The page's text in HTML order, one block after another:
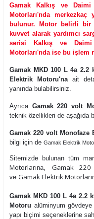
Gamak Kalkış ve Daimi
Motorları'nda merkezkaç
bulunur. Motor belirli bir
kuvvet alarak yardımcı
serisi Kalkış ve Daimi
Motorları'nda ise bu işlem
Gamak MKD 100 L 4a 2.2
Elektrik Motoru'naait
yanında bulabilirsiniz.
Ayrıca Gamak 220 volt
teknik özellikleri de aşağıda
Gamak 220 volt Monofaze
bilgi için de Gamak Elektrik
Sitemizde bulunan tüm
Motorlarına, Gamak
ve Gamak Elektrik Motorları
Gamak MKD 100 L 4a 2.2
Motoru alüminyum
yapı biçimi seçeneklerine